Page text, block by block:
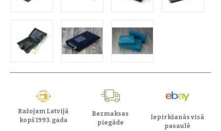
Ražojam Latvijā
kopš 1993. gada
Bezmaksas
piegāde
Iepirkšanās visā
pasaulē